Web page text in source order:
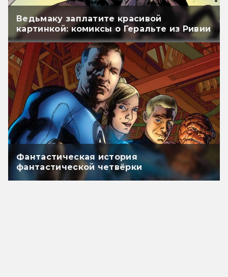
Ведьмаку заплатите красивой
картинкой: комиксы о Геральте из Ривии
Фантастическая история
фантастической четвёрки